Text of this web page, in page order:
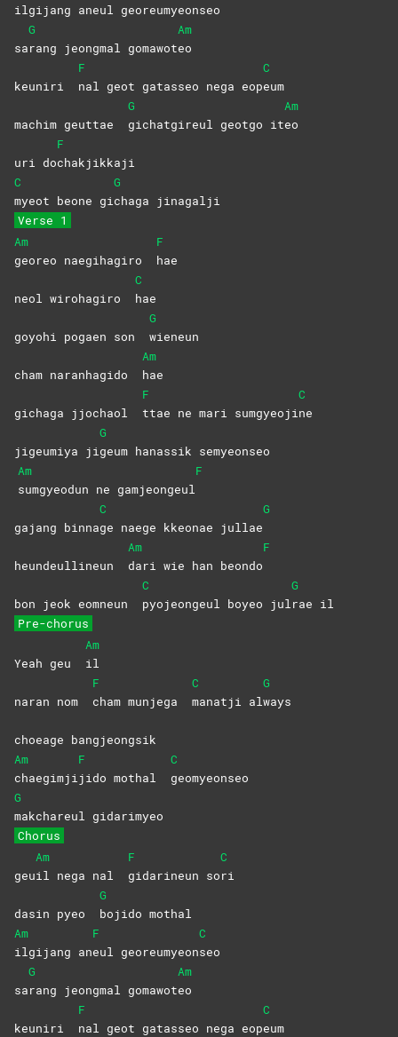
ilgijang aneul georeumyeonseo
sa
G
rang jeongmal gomawot
Am
eo
keuniri
F
nal geot gatasseo nega eop
C
eum
machim geuttae
G
gichatgireul geotgo it
Am
eo
uri do
F
chakjikkaji
C
myeot beone gi
G
chaga
jinagalji
Verse 1
Am
georeo naegihagiro
F
hae
neol wirohagiro
C
hae
goyohi pogaen son
G
wieneun
cham naranhagido
Am
hae
gichaga jjochaol
F
ttae ne mari sumgyeoji
C
ne
jigeumiya ji
G
geum hanassik semyeonseo
Am
sumgyeodun ne gamjeongeul
F
gajang binna
C
ge naege kkeonae jullae
G
heundeullineun
Am
dari wie han beondo
F
bon jeok eomneun
C
pyojeongeul boyeo jul
G
rae il
Pre-chorus
Yeah geu
Am
il
naran nom
F
cham munjega
C
manatji al
G
ways
choeage bangjeongsik
Am
chaegimji
F
jido mothal
C
geomyeonseo
G
makchareul gidarimyeo
Chorus
geu
Am
il nega nal
F
gidarineun so
C
ri
dasin pyeo
G
bojido mothal
Am
ilgijang an
F
eul georeumyeon
C
seo
sa
G
rang jeongmal gomawot
Am
eo
keuniri
F
nal geot gatasseo nega eop
C
eum